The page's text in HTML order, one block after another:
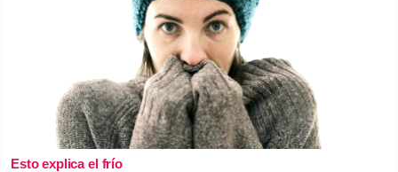
Esto explica el frío